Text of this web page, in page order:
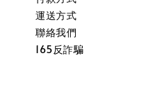
運送方式
聯絡我們
165反詐騙